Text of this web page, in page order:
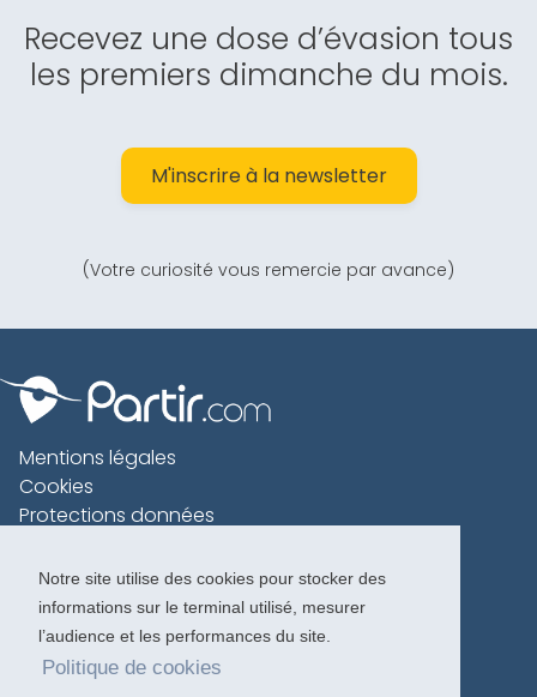
Notre site utilise des cookies pour stocker des
informations sur le terminal utilisé, mesurer
l’audience et les performances du site.
Politique de cookies
Recevez une dose d’évasion tous
les premiers dimanche du mois.
M'inscrire à la newsletter
(Votre curiosité vous remercie par avance)
Mentions légales
Cookies
Protections données
Charte voyageur
Copyright 1996-2026